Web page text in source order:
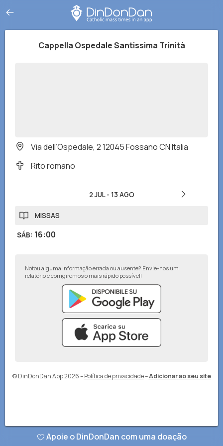
Cappella Ospedale Santissima Trinità
Via dell’Ospedale, 2 12045 Fossano CN Italia
Rito romano
2 JUL- 13 AGO
MISSAS
SÁB: 16:00
Notou alguma informação errada ou ausente? Envie-nos um
relatório e corrigiremos o mais rápido possível!
© DinDonDan App 2026– Política de privacidade–Adicionar ao seu site
Apoie o DinDonDan com uma doação